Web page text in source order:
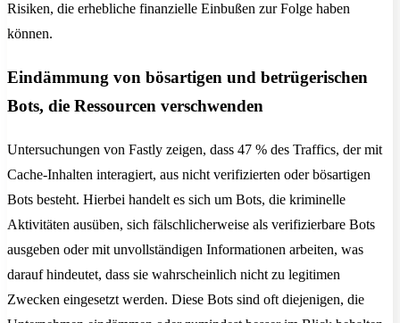
Risiken, die erhebliche finanzielle Einbußen zur Folge haben
können.
Eindämmung von bösartigen und betrügerischen
Bots, die Ressourcen verschwenden
Untersuchungen von Fastly zeigen, dass 47 % des Traffics, der mit
Cache-Inhalten interagiert, aus nicht verifizierten oder bösartigen
Bots besteht. Hierbei handelt es sich um Bots, die kriminelle
Aktivitäten ausüben, sich fälschlicherweise als verifizierbare Bots
ausgeben oder mit unvollständigen Informationen arbeiten, was
darauf hindeutet, dass sie wahrscheinlich nicht zu legitimen
Zwecken eingesetzt werden. Diese Bots sind oft diejenigen, die